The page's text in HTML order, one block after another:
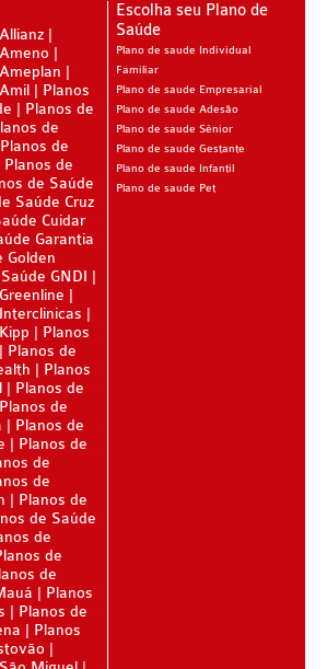
CAIXA
AACL
ME
DIX
GS SAÚDE
ADVENTISTA
CARE
CROSS
GNDI
Planos
Planos de
de
Planos de
Planos de
de Saúde
Saúde Cruz
Cuidar
Garantia
Golden
GNDI
Planos
Planos de
Planos
Planos de
Planos de
Planos de
Planos de
de
de
Planos de
de Saúde
de
de
de
Planos
Planos de
Planos
Escolha seu Plano de
Saúde
Plano de saude Individual
Familiar
Plano de saude Empresarial
Plano de saude Adesão
Plano de saude Sênior
Plano de saude Gestante
Plano de saude Infantil
Plano de saude Pet